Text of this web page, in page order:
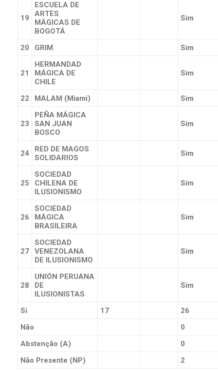
19
ESCUELA DE
ARTES
MÁGICAS DE
BOGOTÁ
Sim
20 GRIM Sim
21
HERMANDAD
MÁGICA DE
CHILE
Sim
22 MALAM (Miami) Sim
23
PEÑA MÁGICA
SAN JUAN
BOSCO
Sim
24
RED DE MAGOS
SOLIDARIOS
Sim
25
SOCIEDAD
CHILENA DE
ILUSIONISMO
Sim
26
SOCIEDAD
MÁGICA
BRASILEIRA
Sim
27
SOCIEDAD
VENEZOLANA
DE ILUSIONISMO
Sim
28
UNIÓN PERUANA
DE
ILUSIONISTAS
Sim
Si 17
26
Não
0
Abstenção (A)
0
Não Presente (NP)
2